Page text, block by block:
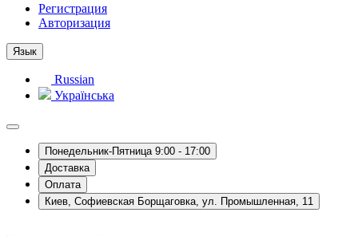
Регистрация
Авторизация
Язык
Russian
Українська
Понедельник-Пятница 9:00 - 17:00
Доставка
Оплата
Киев, Софиевская Борщаговка, ул. Промышленная, 11